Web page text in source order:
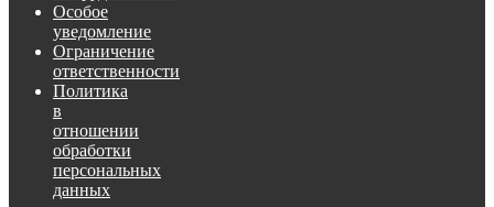
Особое
уведомление
Ограничение
ответственности
Политика
в
отношении
обработки
персональных
данных